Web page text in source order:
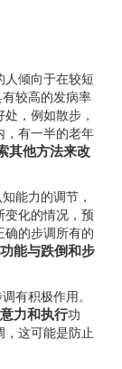
人倾向于在较短
较高的发病率
，例如散步，
，有一半的老年
其他方法来改
能力的调节，
变化的情况，预
确的步调所有的
能与跌倒和步
有积极作用。
力和执行功
，这可能是防止